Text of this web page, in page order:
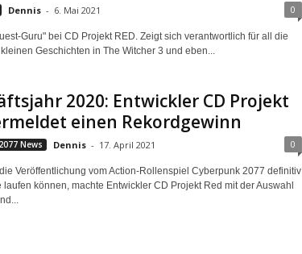
Dennis - 6. Mai 2021 0
Guru" bei CD Projekt RED. Zeigt sich verantwortlich für all die
Geschichten in The Witcher 3 und eben...
2020: Entwickler CD Projekt
einen Rekordgewinn
News Dennis - 17. April 2021 0
Veröffentlichung vom Action-Rollenspiel Cyberpunk 2077 definitiv
laufen können, machte Entwickler CD Projekt Red mit der Auswahl